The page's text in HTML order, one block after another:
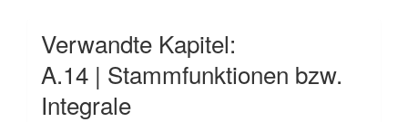
Verwandte Kapitel:
A.14 | Stammfunktionen bzw.
Integrale